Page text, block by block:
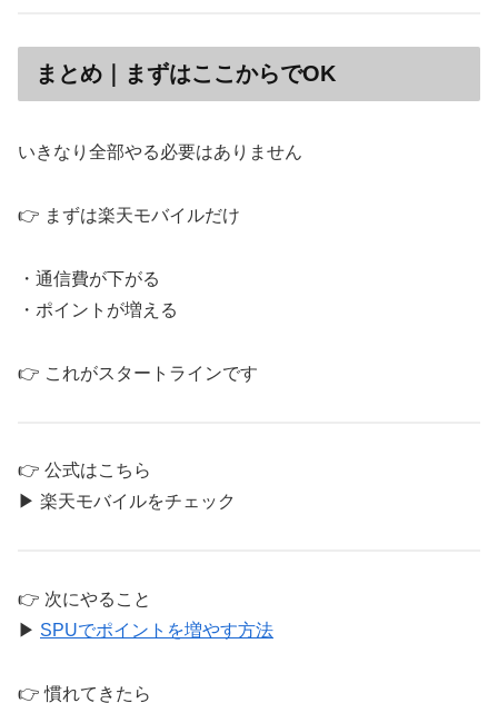
まとめ｜まずはここからでOK
いきなり全部やる必要はありません
👉 まずは楽天モバイルだけ
・通信費が下がる
・ポイントが増える
👉 これがスタートラインです
👉 公式はこちら
▶ 楽天モバイルをチェック
👉 次にやること
▶ SPUでポイントを増やす方法
👉 慣れてきたら